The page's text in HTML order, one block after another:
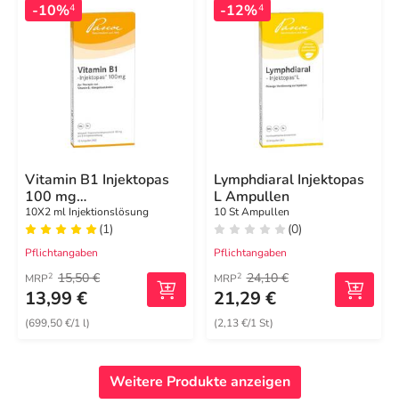
-10%4
Vitamin B1 Injektopas
100 mg
Injektionslösung
10X2 ml Injektionslösung
(1)
Pflichtangaben
MRP2 15,50 €
13,99 €
(699,50 €/1 l)
-12%4
Lymphdiaral Injektopas
L Ampullen
10 St Ampullen
(0)
Pflichtangaben
MRP2 24,10 €
21,29 €
(2,13 €/1 St)
Weitere Produkte anzeigen